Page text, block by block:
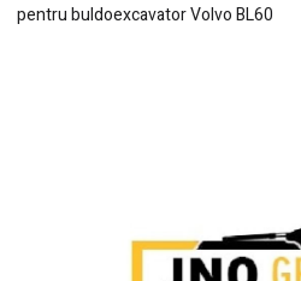
pentru buldoexcavator Volvo BL60